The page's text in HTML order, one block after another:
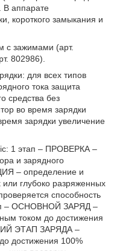
В аппарате
короткого замыкания и
с зажимами (арт.
802986).
для всех типов
тока защита
средства без
во время зарядки
зарядки увеличение
1 этап – ПРОВЕРКА –
и зарядного
– определение и
глубоко разряженных
способность
– ОСНОВНОЙ ЗАРЯД –
током до достижения
ЭТАП ЗАРЯДА –
достижения 100%